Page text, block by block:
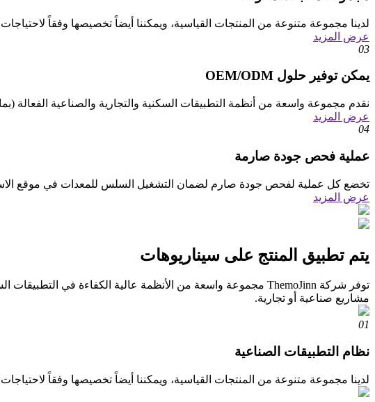
لدينا مجموعة متنوعة من المنتجات القياسية، ويمكننا أيضاً تخصيصها وفقاً
عرض المزيد
03
يمكن توفير حلول OEM/ODM
نقدم مجموعة واسعة من أنظمة التطبيقات السكنية والتجارية والصناعية
عرض المزيد
04
عملية فحص جودة صارمة
تخضع كل عملية لفحص جودة صارم لضمان التشغيل السلس للمعدات في موقع
عرض المزيد
يتم تطبيق المنتج على سيناريوهات
مشاريع صناعية أو تجارية.
01
نظام التطبيقات الصناعية
لدينا مجموعة متنوعة من المنتجات القياسية، ويمكننا أيضاً تخصيصها وفقاً